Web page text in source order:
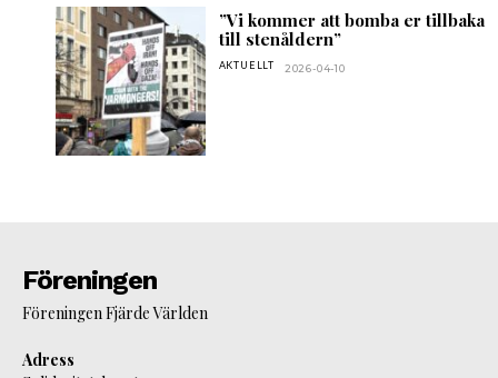
”Vi kommer att bomba er tillbaka
till stenåldern”
AKTUELLT 2026-04-10
Föreningen
Föreningen Fjärde Världen
Adress